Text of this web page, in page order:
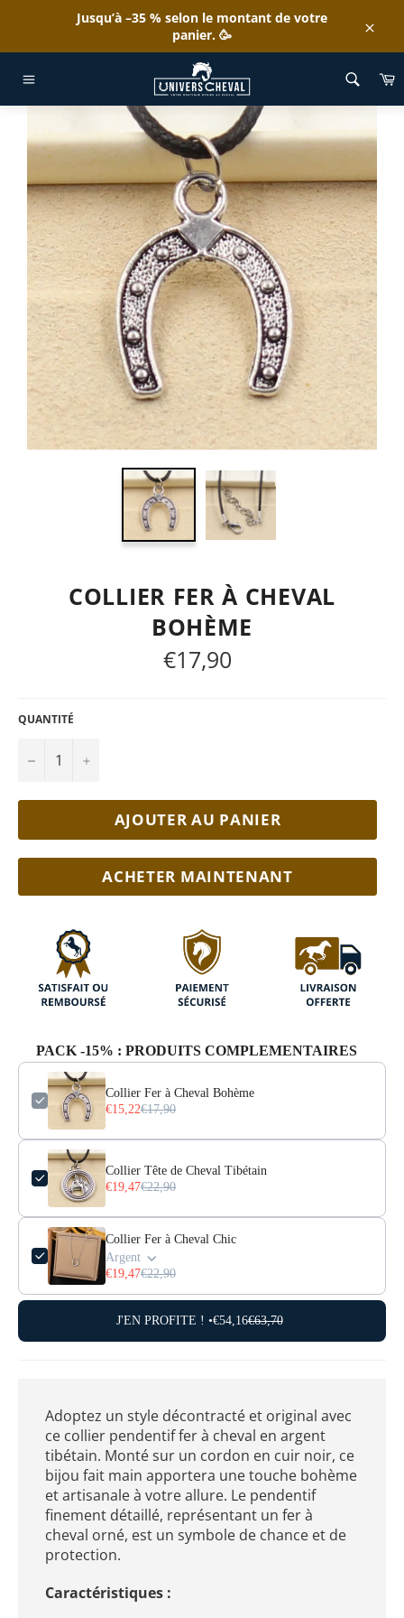
contenu
Jusqu’à –35 % selon le montant de votre
panier. 🥳
COLLIER FER À CHEVAL BOHÈME
COLLIER FER À CHEVAL
BOHÈME
Prix
régulier
€17,90
QUANTITÉ
− +
AJOUTER AU PANIER
ACHETER MAINTENANT
PACK -15% : PRODUITS COMPLEMENTAIRES
Collier Fer à Cheval Bohème
€15,22€17,90
Collier Tête de Cheval Tibétain
€19,47€22,90
Collier Fer à Cheval Chic
Argent
€19,47€22,90
J'EN PROFITE ! •€54,16€63,70
Adoptez un style décontracté et original avec
ce collier pendentif fer à cheval en argent
tibétain. Monté sur un cordon en cuir noir, ce
bijou fait main apportera une touche bohème
et artisanale à votre allure. Le pendentif
finement détaillé, représentant un fer à
cheval orné, est un symbole de chance et de
protection.
Caractéristiques :